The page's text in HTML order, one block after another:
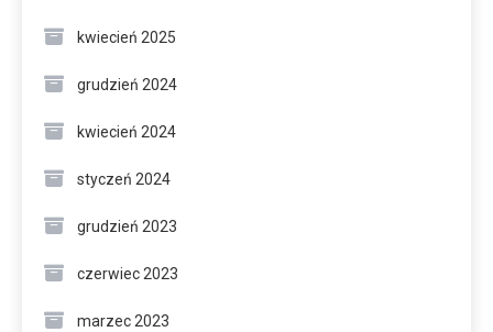
kwiecień 2025
grudzień 2024
kwiecień 2024
styczeń 2024
grudzień 2023
czerwiec 2023
marzec 2023